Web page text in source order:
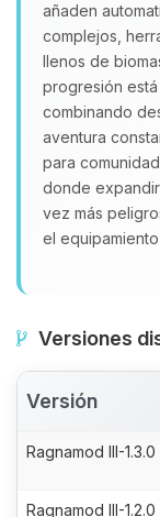
añaden
complejos,
llenos de
progresión está
combinando
aventura
para
donde
vez más
el
Versiones
Versión
Ragnamod III-1.3.0
Ragnamod III-1.2.0